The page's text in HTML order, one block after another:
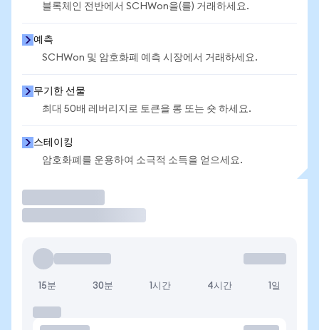
블록체인 전반에서 SCHWon을(를) 거래하세요.
예측
SCHWon 및 암호화폐 예측 시장에서 거래하세요.
무기한 선물
최대 50배 레버리지로 토큰을 롱 또는 숏 하세요.
스테이킹
암호화폐를 운용하여 소극적 소득을 얻으세요.
15분 30분 1시간 4시간 1일